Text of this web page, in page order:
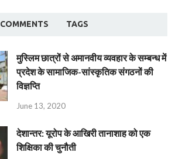
COMMENTS TAGS
मुस्लिम छात्रों से अमानवीय व्यवहार के सम्बन्ध में
प्रदेश के सामाजिक-सांस्कृतिक संगठनों की
विज्ञप्ति
June 13, 2020
देशान्‍तर: यूरोप के आखिरी तानाशाह को एक
शिक्षिका की चुनौती